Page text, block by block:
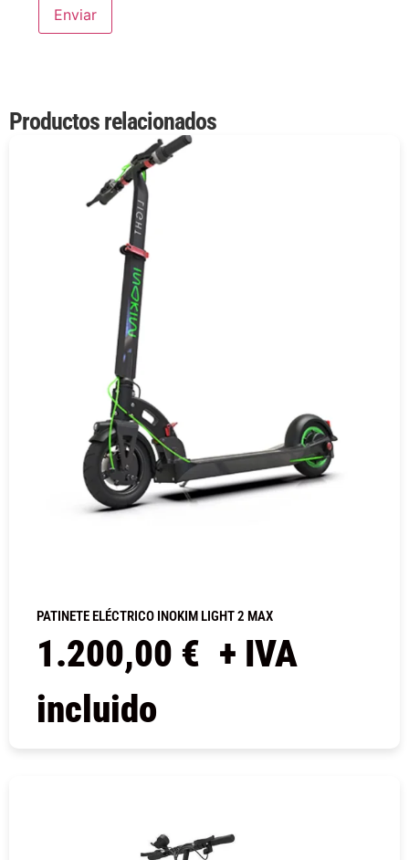
Productos relacionados
PATINETE ELÉCTRICO INOKIM LIGHT 2 MAX
1.200,00 € + IVA
incluido